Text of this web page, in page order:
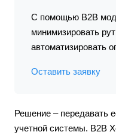
С помощью B2B
минимизировать
автоматизировать
Оставить заявку
Решение – передавать
учетной системы. В2В